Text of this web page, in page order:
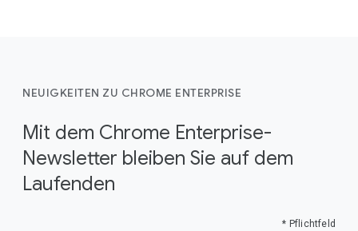
NEUIGKEITEN ZU CHROME ENTERPRISE
Mit dem Chrome Enterprise-
Newsletter bleiben Sie auf dem
Laufenden
* Pflichtfeld